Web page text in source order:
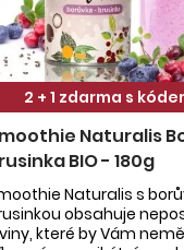
2 + 1 zdarma s
Naturalis
BIO - 180g
Naturalis s
obsahuje
které by Vám